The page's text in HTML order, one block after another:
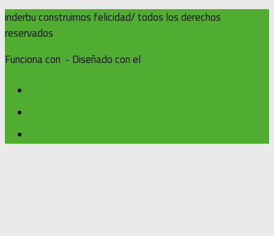
inderbu construimos felicidad/ todos los derechos
reservados
Funciona con - Diseñado con el